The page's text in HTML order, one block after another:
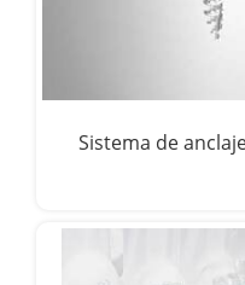
Sistema de